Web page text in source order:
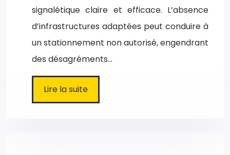
signalétique claire et efficace. L’absence
d’infrastructures adaptées peut conduire à
un stationnement non autorisé, engendrant
des désagréments…
Lire la suite